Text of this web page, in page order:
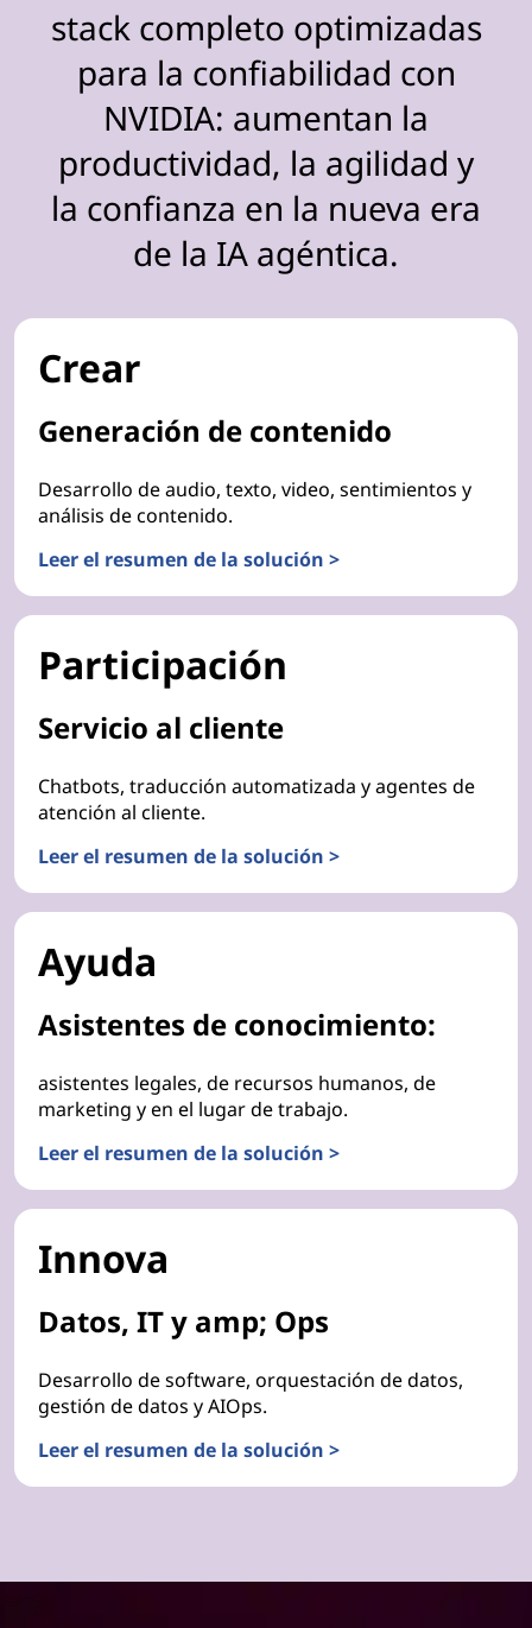
stack completo optimizadas
para la confiabilidad con
NVIDIA: aumentan la
productividad, la agilidad y
la confianza en la nueva era
de la IA agéntica.
Crear
Generación de contenido
Desarrollo de audio, texto, video, sentimientos y
análisis de contenido.
Leer el resumen de la solución >
Participación
Servicio al cliente
Chatbots, traducción automatizada y agentes de
atención al cliente.
Leer el resumen de la solución >
Ayuda
Asistentes de conocimiento:
asistentes legales, de recursos humanos, de
marketing y en el lugar de trabajo.
Leer el resumen de la solución >
Innova
Datos, IT y amp; Ops
Desarrollo de software, orquestación de datos,
gestión de datos y AIOps.
Leer el resumen de la solución >